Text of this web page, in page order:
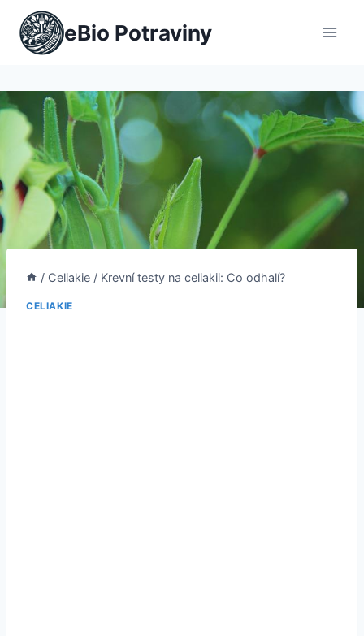
Přeskočit
obsah
eBio Potraviny
/ Celiakie / Krevní testy na celiakii: Co odhalí?
CELIAKIE